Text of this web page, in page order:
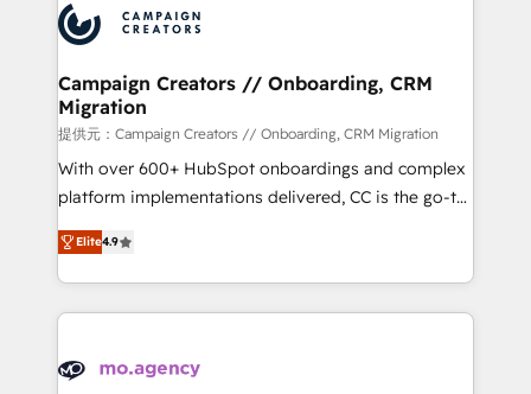
record of business transformation, our growth-first
approach has helped brands dominate their
extensive experience working with tech companies
and manufacturers since 2002, we are committed to
empowering our clients and developing their
autonomy. Get to grips with HubSpot through
guided implementation and seamless integration of
the CRM platform into your digital ecosystem. Would
you like support in deploying your inbound
to your needs and sales objectives. With 125+
certifications, we are part of the most certified
services are offered in both English & French.
Campaign Creators // Onboarding, CRM
Migration
提供元：Campaign Creators // Onboarding, CRM Migration
With over 600+ HubSpot onboardings and complex
platform implementations delivered, CC is the go-to
Elite Solutions Partner for businesses ready to
migrate, replatform, and scale smarter. We specialize
in high-impact CRM and CMS migrations and
onboarding from platforms like Salesforce, NetSuite,
WordPress and legacy CRMs, turning fragmented
Elite4.9